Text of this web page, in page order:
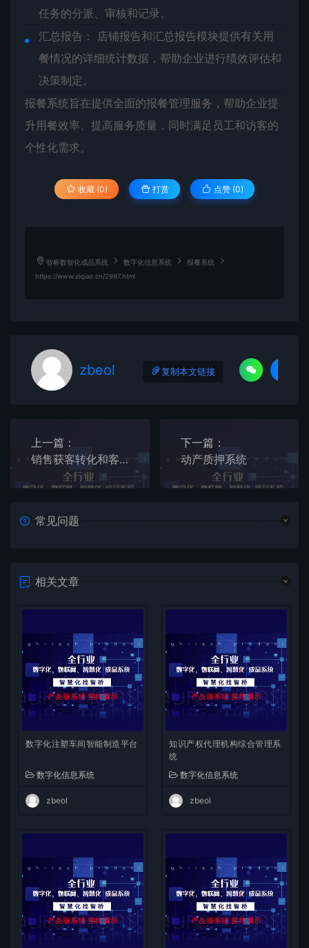
任务的分派、审核和记录。
汇总报告： 店铺报告和汇总报告模块提供有关用
餐情况的详细统计数据，帮助企业进行绩效评估和
决策制定。
报餐系统旨在提供全面的报餐管理服务，帮助企业提
升用餐效率、提高服务质量，同时满足员工和访客的
个性化需求。
收藏 (0) 打赏 点赞 (0)
智桥数智化成品系统 数字化信息系统
报餐系统
https://www.ziqiao.cn/2997.html
zbeol 复制本文链接
上一篇：
销售获客转化和客户管理系统系统
下一篇：
动产质押系统
常见问题
相关文章
数字化注塑车间智能制造平台
数字化信息系统
zbeol
知识产权代理机构综合管理系
统
数字化信息系统
zbeol